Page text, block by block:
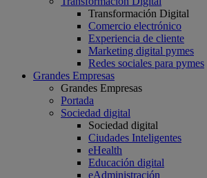
Transformación Digital
Comercio electrónico
Experiencia de cliente
Marketing digital pymes
Redes sociales para pymes
Grandes Empresas
Grandes Empresas
Portada
Sociedad digital
Sociedad digital
Ciudades Inteligentes
eHealth
Educación digital
eAdministración